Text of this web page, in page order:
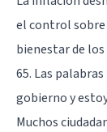
el control
bienestar de los
65. Las
gobierno y
Muchos